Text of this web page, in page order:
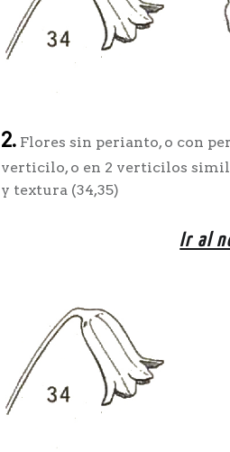
2. Flores sin perianto, o con
verticilo, o en 2 verticilos
y textura (34,35)
Ir al